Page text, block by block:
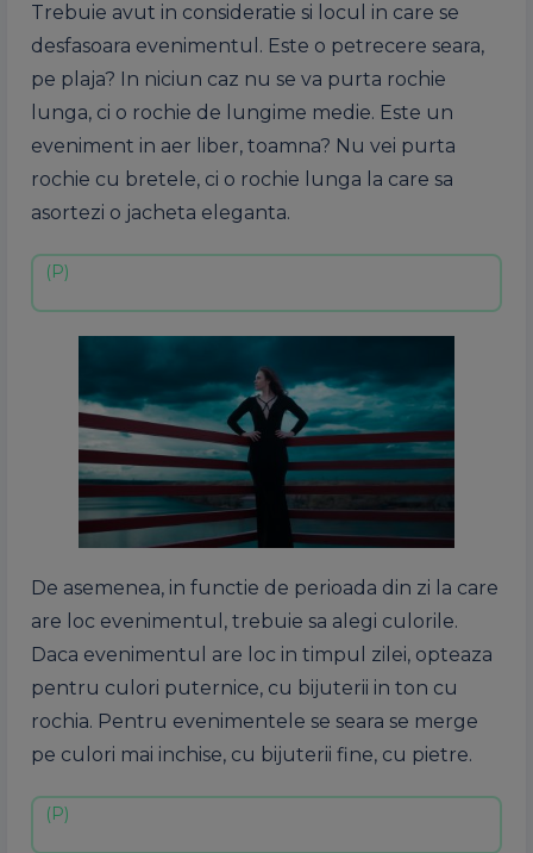
Trebuie avut in consideratie si locul in care se
desfasoara evenimentul. Este o petrecere seara,
pe plaja? In niciun caz nu se va purta rochie
lunga, ci o rochie de lungime medie. Este un
eveniment in aer liber, toamna? Nu vei purta
rochie cu bretele, ci o rochie lunga la care sa
asortezi o jacheta eleganta.
De asemenea, in functie de perioada din zi la care
are loc evenimentul, trebuie sa alegi culorile.
Daca evenimentul are loc in timpul zilei, opteaza
pentru culori puternice, cu bijuterii in ton cu
rochia. Pentru evenimentele se seara se merge
pe culori mai inchise, cu bijuterii fine, cu pietre.